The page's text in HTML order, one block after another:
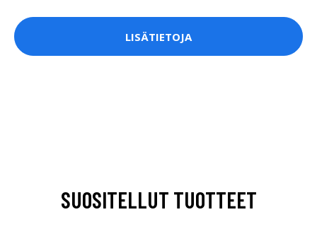
LISÄTIETOJA
SUOSITELLUT TUOTTEET